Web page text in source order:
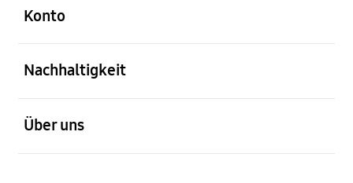
Konto
Nachhaltigkeit
Über uns